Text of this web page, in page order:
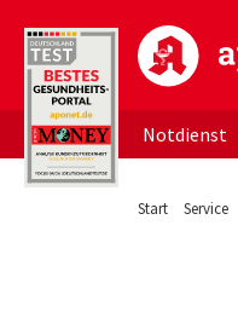
aponet.de
Notdienst
Start Service